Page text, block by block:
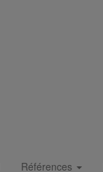
Références